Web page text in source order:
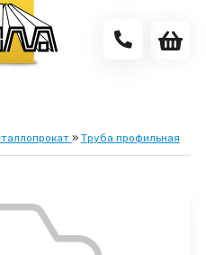
» Труба профильная